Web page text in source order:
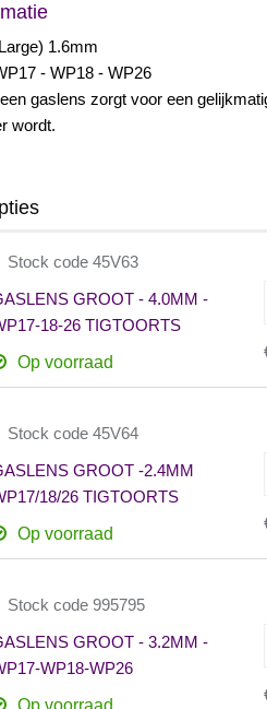
1.6mm
- WP18 - WP26
gaslens zorgt voor een
wordt.
Stock code 45V63
GROOT - 4.0MM -
18-26 TIGTOORTS
Op voorraad
Stock code 45V64
GROOT -2.4MM
18/26 TIGTOORTS
Op voorraad
Stock code 995795
GROOT - 3.2MM -
WP18-WP26
Op voorraad